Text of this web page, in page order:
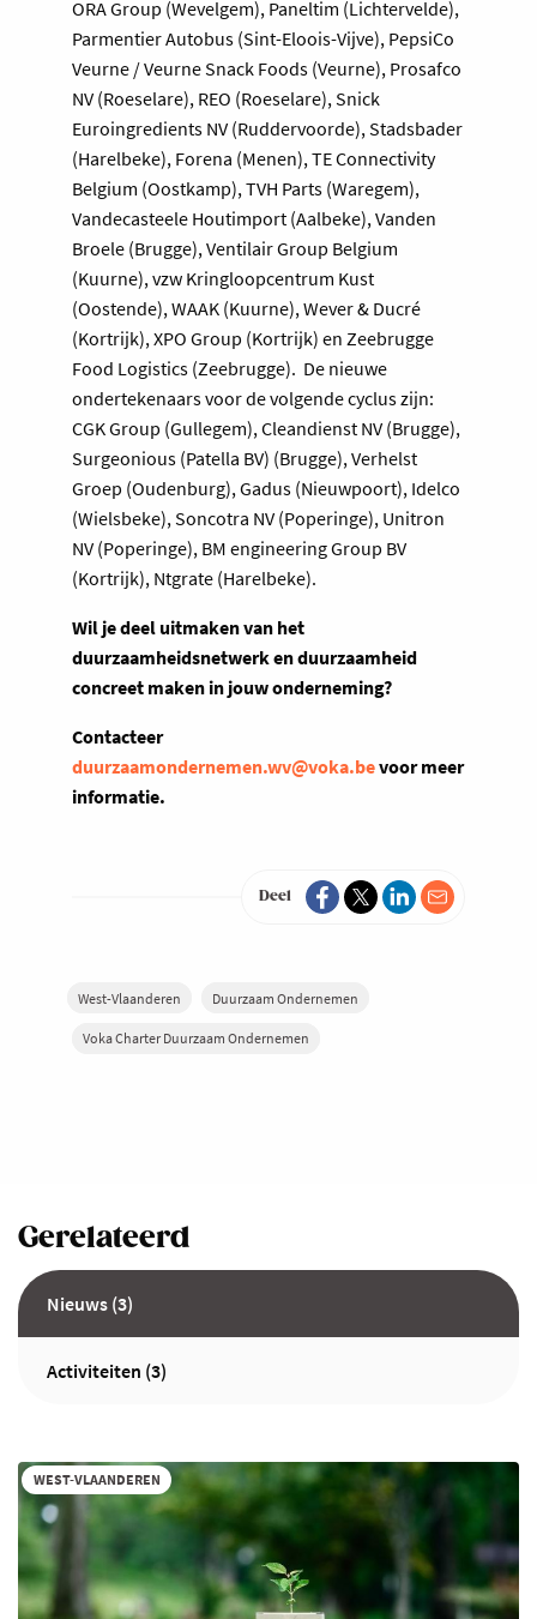
ORA Group (Wevelgem), Paneltim (Lichtervelde),
Parmentier Autobus (Sint-Eloois-Vijve), PepsiCo
Veurne / Veurne Snack Foods (Veurne), Prosafco
NV (Roeselare), REO (Roeselare), Snick
Euroingredients NV (Ruddervoorde), Stadsbader
(Harelbeke), Forena (Menen), TE Connectivity
Belgium (Oostkamp), TVH Parts (Waregem),
Vandecasteele Houtimport (Aalbeke), Vanden
Broele (Brugge), Ventilair Group Belgium
(Kuurne), vzw Kringloopcentrum Kust
(Oostende), WAAK (Kuurne), Wever & Ducré
(Kortrijk), XPO Group (Kortrijk) en Zeebrugge
Food Logistics (Zeebrugge). De nieuwe
ondertekenaars voor de volgende cyclus zijn:
CGK Group (Gullegem), Cleandienst NV (Brugge),
Surgeonious (Patella BV) (Brugge), Verhelst
Groep (Oudenburg), Gadus (Nieuwpoort), Idelco
(Wielsbeke), Soncotra NV (Poperinge), Unitron
NV (Poperinge), BM engineering Group BV
(Kortrijk), Ntgrate (Harelbeke).
Wil je deel uitmaken van het
duurzaamheidsnetwerk en duurzaamheid
concreet maken in jouw onderneming?
Contacteer
duurzaamondernemen.wv@voka.bevoor meer
informatie.
Deel
West-Vlaanderen Duurzaam Ondernemen
Voka Charter Duurzaam Ondernemen
Gerelateerd
Nieuws (3)
Activiteiten (3)
WEST-VLAANDEREN